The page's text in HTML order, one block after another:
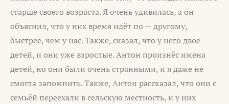
старше своего возраста. Я очень удивилась, а он
объяснил, что у них время идёт по — другому,
быстрее, чем у нас. Также, сказал, что у него двое
детей, и они уже взрослые. Антон произнёс имена
детей, но они были очень странными, и я даже не
смогла запомнить. Также, Антон рассказал, что они с
семьёй переехали в сельскую местность, и у них